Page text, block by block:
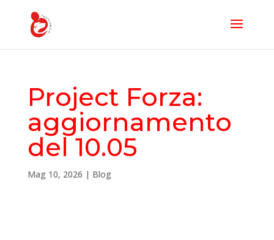
Project Forza:
aggiornamento
del 10.05
Mag 10, 2026 | Blog